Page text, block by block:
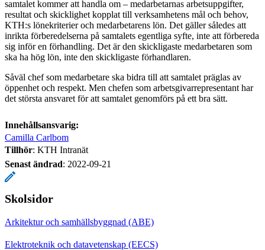
samtalet kommer att handla om – medarbetarnas arbetsuppgifter,
resultat och skicklighet kopplat till verksamhetens mål och behov,
KTH:s lönekriterier och medarbetarens lön. Det gäller således att
inrikta förberedelserna på samtalets egentliga syfte, inte att förbereda
sig inför en förhandling. Det är den skickligaste medarbetaren som
ska ha hög lön, inte den skickligaste förhandlaren.
Såväl chef som medarbetare ska bidra till att samtalet präglas av
öppenhet och respekt. Men chefen som arbetsgivarrepresentant har
det största ansvaret för att samtalet genomförs på ett bra sätt.
Innehållsansvarig:
Camilla Carlbom
Tillhör: KTH Intranät
Senast ändrad: 2022-09-21
Skolsidor
Arkitektur och samhällsbyggnad (ABE)
Elektroteknik och datavetenskap (EECS)